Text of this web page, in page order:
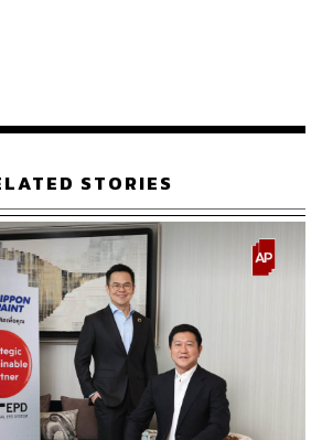
มที่ตอบรับข้อตกลงยกเลิกผลิตไฟฟ้า
ามชัดเจนว่าจะส่งผลให้ต้องยุติ
ฟ้าถ่านหินแห่งใหม่ที่อยู่ระหว่างเตรียม
ไฟฟ้าจากถ่านหินรายใหญ่ของโลก ให้
ยนที่ผ่านมาว่าจะหยุดสนับสนุนการ
งโรงไฟฟ้าถ่านหินแห่งใหม่ในต่าง
การยุติการสร้างโรงไฟฟ้าถ่านหินใน
STORIES